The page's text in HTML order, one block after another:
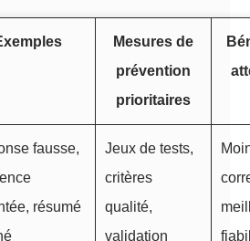
Mesures de
prévention
prioritaires
fausse,
résumé
Jeux de tests,
critères
qualité,
validation